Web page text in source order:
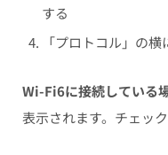
する
「プロトコル」の
Wi-Fi6に接続している
表示されます。チェッ